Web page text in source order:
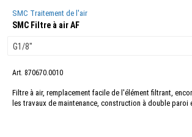
SMC Traitement de l'air
SMC Filtre à air AF
Art. 870670.0010
Filtre à air, remplacement facile de l'élément filtrant,
les travaux de maintenance, construction à double paroi